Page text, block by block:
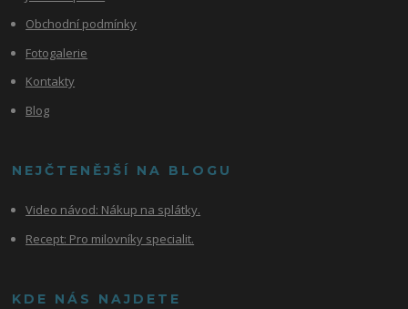
Obchodní podmínky
Fotogalerie
Kontakty
Blog
NEJČTENĚJŠÍ NA BLOGU
Video návod: Nákup na splátky.
Recept: Pro milovníky specialit.
KDE NÁS NAJDETE